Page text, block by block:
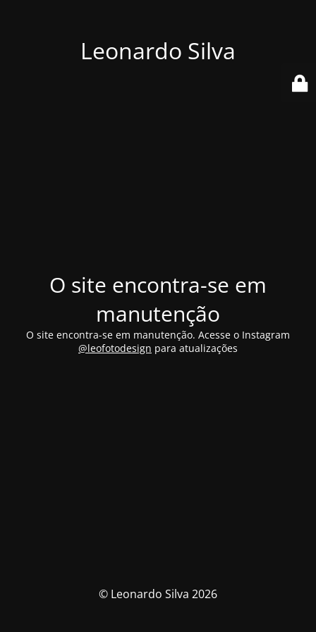
Leonardo Silva
O site encontra-se em
manutenção
O site encontra-se em manutenção. Acesse o Instagram
@leofotodesign para atualizações
© Leonardo Silva 2026